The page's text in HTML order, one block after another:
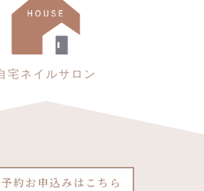
宅ネイルサロン
約お申込みはこちら